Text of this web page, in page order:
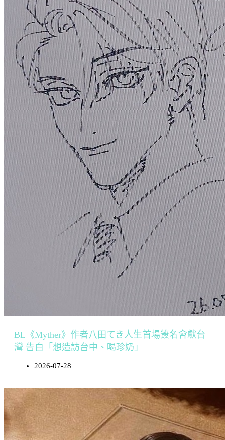
BL《Myther》作者八田てき人生首場簽名會獻台
灣 告白「想造訪台中、喝珍奶」
2026-07-28